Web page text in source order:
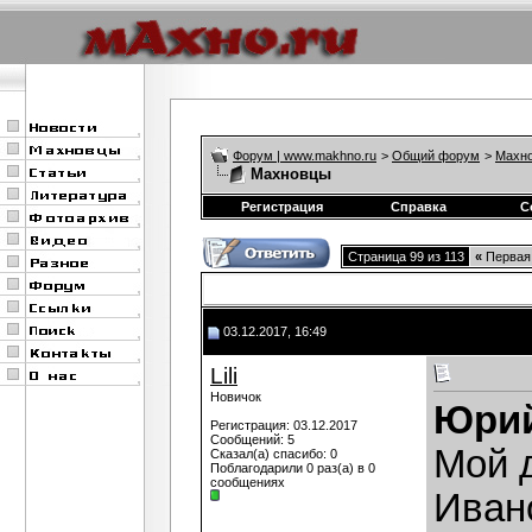
Форум | www.makhno.ru > Общий форум >
Махновцы
Регистрация Справка
Страница 99 из 113 « Первая
03.12.2017, 16:49
Lili
Новичок
Регистрация: 03.12.2017
Сообщений: 5
Сказал(а) спасибо: 0
Поблагодарили 0 раз(а) в 0
сообщениях
Мой